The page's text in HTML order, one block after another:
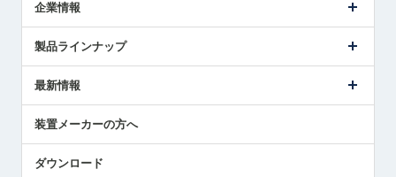
企業情報
ごあいさつ
受賞履歴
採用情報
国/地域/言語
製品ラインナップ
ツールセッタ製品
エアマイクロセンサ製品
最新情報
メトロールの技術
社員ブログ
装置メーカーの方へ
ダウンロード